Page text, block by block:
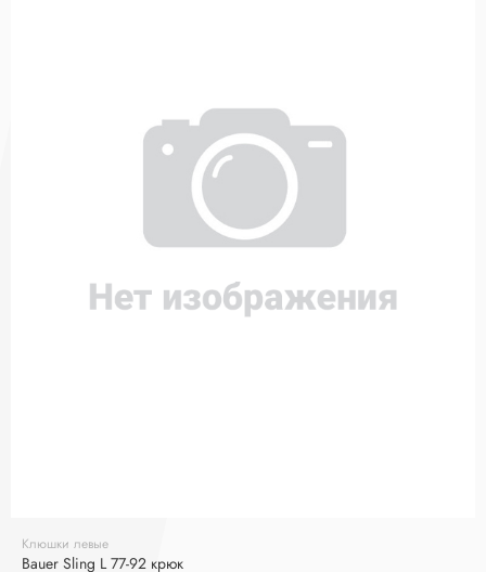
Клюшки левые
Bauer Sling L 77-92 крюк